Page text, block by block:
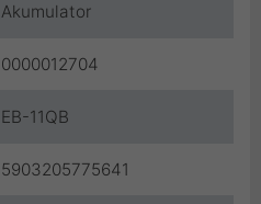
Akumulator
0000012704
EB-11QB
5903205775641